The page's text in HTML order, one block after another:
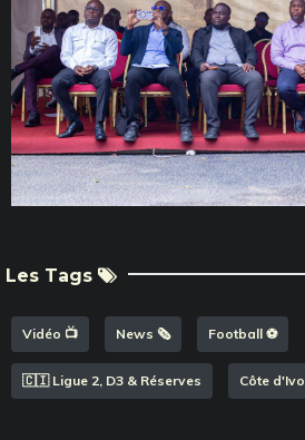
Les Tags
Vidéo 📺 News 🗞️ Football ⚽️
🇨🇮 Ligue 2, D3 & Réserves Côte